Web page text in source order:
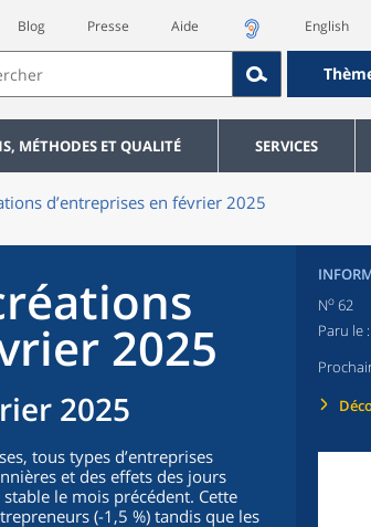
Blog Presse Aide English
MÉTHODES ET QUALITÉ SERVICES
d’entreprises en février 2025
2025
2025
tous types d’entreprises
et des effets des jours
le mois précédent. Cette
(-1,5 %) tandis que les
No 62
Paru le